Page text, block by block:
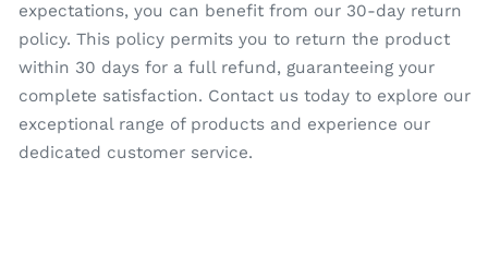
expectations, you can benefit from our 30-day return
policy. This policy permits you to return the product
within 30 days for a full refund, guaranteeing your
complete satisfaction. Contact us today to explore our
exceptional range of products and experience our
dedicated customer service.